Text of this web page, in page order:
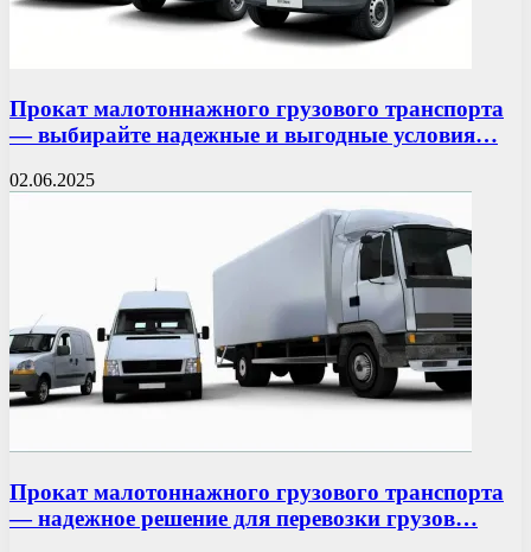
Прокат малотоннажного грузового транспорта
— выбирайте надежные и выгодные условия…
02.06.2025
Прокат малотоннажного грузового транспорта
— надежное решение для перевозки грузов…